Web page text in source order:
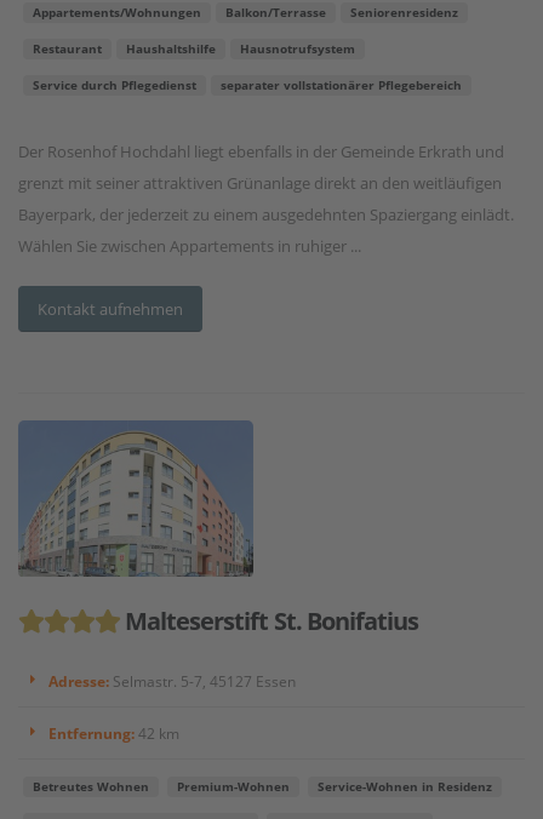
Appartements/Wohnungen Balkon/Terrasse Seniorenresidenz
Restaurant Haushaltshilfe Hausnotrufsystem
Service durch Pflegedienst separater vollstationärer Pflegebereich
Der Rosenhof Hochdahl liegt ebenfalls in der Gemeinde Erkrath und
grenzt mit seiner attraktiven Grünanlage direkt an den weitläufigen
Bayerpark, der jederzeit zu einem ausgedehnten Spaziergang einlädt.
Wählen Sie zwischen Appartements in ruhiger ...
Kontakt aufnehmen
Malteserstift St. Bonifatius
Adresse: Selmastr. 5-7, 45127 Essen
Entfernung:42 km
Betreutes Wohnen Premium-Wohnen Service-Wohnen in Residenz